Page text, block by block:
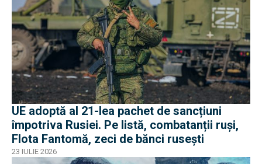
UE adoptă al 21-lea pachet de sancțiuni
împotriva Rusiei. Pe listă, combatanții ruși,
Flota Fantomă, zeci de bănci rusești
23 IULIE 2026